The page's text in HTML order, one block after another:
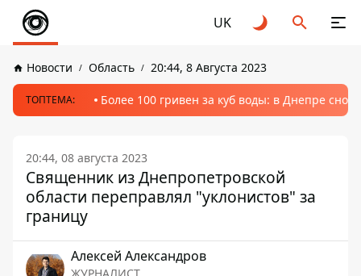
UK
Новости Область 20:44, 8 Августа 2023
ТОПТЕМА: Более 100 гривен за куб воды: в Днепре
20:44, 08 августа 2023
Священник из Днепропетровской
области переправлял "уклонистов" за
границу
Алексей Александров